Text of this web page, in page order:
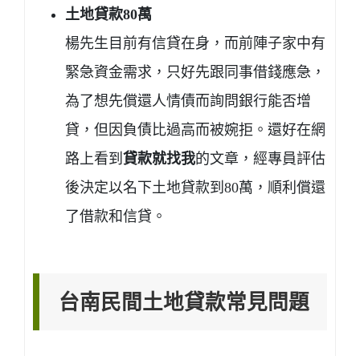
土地貸款80萬
楊先生目前有信貸在身，而前陣子家中有
緊急資金需求，只好先跟同事借錢應急，
為了想先償還人情債而詢問銀行能否增
貸，但因負債比過高而被婉拒。還好在網
路上看到 貸款就找我的文章，經專員評估
後決定以名下土地貸款到80萬，順利償還
了借款和信貸。
台南民間土地貸款常見問題